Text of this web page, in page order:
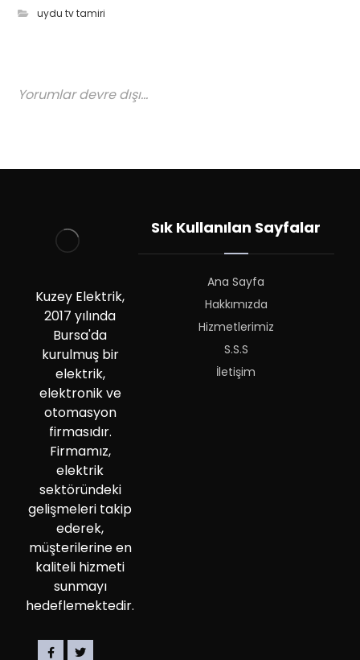
uydu tv tamiri
Yorumlar devre dışı...
Kuzey Elektrik,
2017 yılında
Bursa'da
kurulmuş bir
elektrik,
elektronik ve
otomasyon
firmasıdır.
Firmamız,
elektrik
sektöründeki
gelişmeleri takip
ederek,
müşterilerine en
kaliteli hizmeti
sunmayı
hedeflemektedir.
Sık Kullanılan Sayfalar
Ana Sayfa
Hakkımızda
Hizmetlerimiz
S.S.S
İletişim